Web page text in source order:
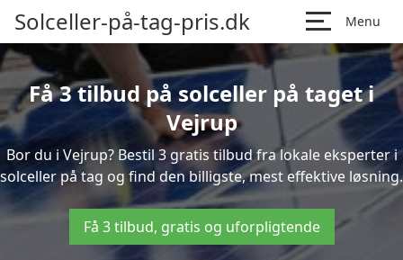
Solceller-på-tag-pris.dk Menu
Få 3 tilbud på solceller på taget i
Vejrup
Bor du i Vejrup? Bestil 3 gratis tilbud fra lokale eksperter i
solceller på tag og find den billigste, mest effektive løsning.
Få 3 tilbud, gratis og uforpligtende